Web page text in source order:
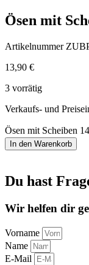
Ösen mit
Artikelnummer
13,90 €
3 vorrätig
Verkaufs- und
Ösen mit Scheiben
In den Warenkorb
Du hast
Wir helfen dir
Vorname
Name
E-Mail